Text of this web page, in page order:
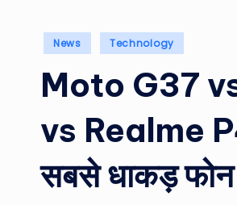
Posted
News Technology
Moto G37
vs Realme
सबसे धाकड़ फोन